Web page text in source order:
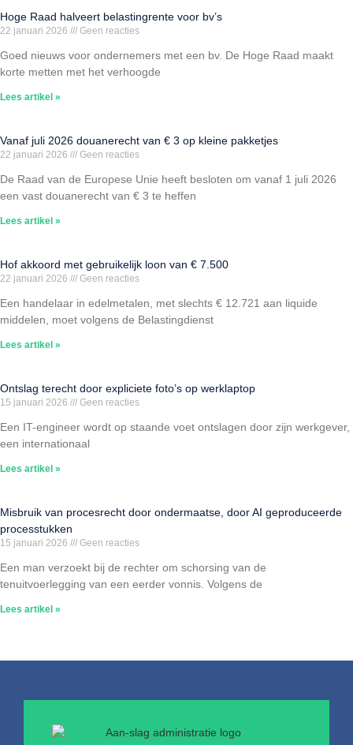
Hoge Raad halveert belastingrente voor bv’s
22 januari 2026 Geen reacties
Goed nieuws voor ondernemers met een bv. De Hoge Raad maakt
korte metten met het verhoogde
Lees artikel »
Vanaf juli 2026 douanerecht van € 3 op kleine pakketjes
22 januari 2026 Geen reacties
De Raad van de Europese Unie heeft besloten om vanaf 1 juli 2026
een vast douanerecht van € 3 te heffen
Lees artikel »
Hof akkoord met gebruikelijk loon van € 7.500
22 januari 2026 Geen reacties
Een handelaar in edelmetalen, met slechts € 12.721 aan liquide
middelen, moet volgens de Belastingdienst
Lees artikel »
Ontslag terecht door expliciete foto’s op werklaptop
15 januari 2026 Geen reacties
Een IT-engineer wordt op staande voet ontslagen door zijn werkgever,
een internationaal
Lees artikel »
Misbruik van procesrecht door ondermaatse, door AI geproduceerde
processtukken
15 januari 2026 Geen reacties
Een man verzoekt bij de rechter om schorsing van de
tenuitvoerlegging van een eerder vonnis. Volgens de
Lees artikel »